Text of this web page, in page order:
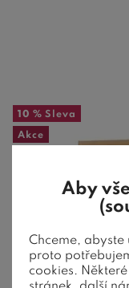
10 % Sleva
Akce
Aby
Chceme, abyste
proto
cookies.